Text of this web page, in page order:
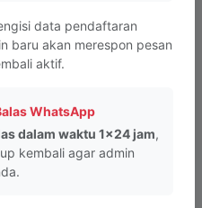
Layanan Informasi Cepat
data pendaftaran
baru akan merespon pesan
aktif.
WhatsApp
dalam waktu 1x24 jam,
kembali agar admin